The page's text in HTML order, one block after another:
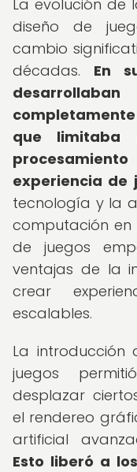
La evolución de
diseño de
cambio
décadas. En
que limitaba
experiencia de
tecnología y la
computación en
de juegos
ventajas de la
crear
escalables.
La
juegos
desplazar
el rendereo
artificial
Esto liberó a